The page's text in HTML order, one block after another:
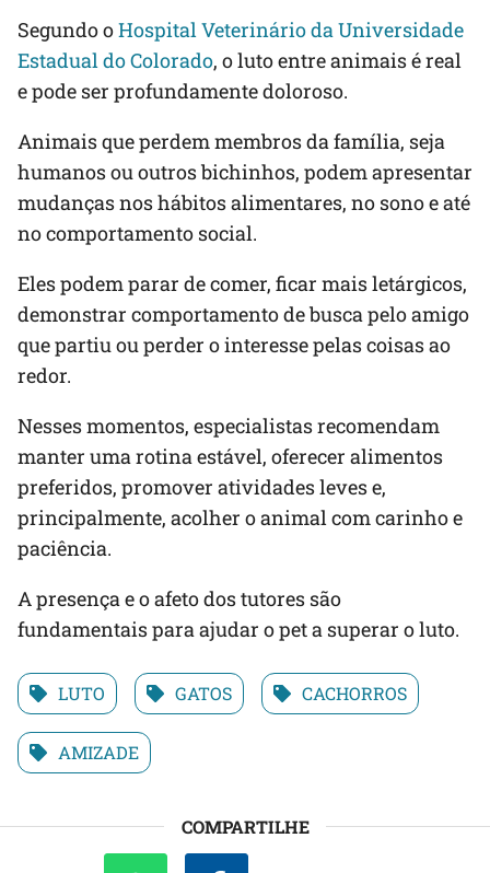
Segundo oHospital Veterinário da Universidade
Estadual do Colorado, o luto entre animais é real
e pode ser profundamente doloroso.
Animais que perdem membros da família, seja
humanos ou outros bichinhos, podem apresentar
mudanças nos hábitos alimentares, no sono e até
no comportamento social.
Eles podem parar de comer, ficar mais letárgicos,
demonstrar comportamento de busca pelo amigo
que partiu ou perder o interesse pelas coisas ao
redor.
Nesses momentos, especialistas recomendam
manter uma rotina estável, oferecer alimentos
preferidos, promover atividades leves e,
principalmente, acolher o animal com carinho e
paciência.
A presença e o afeto dos tutores são
fundamentais para ajudar o pet a superar o luto.
LUTO GATOS CACHORROS
AMIZADE
COMPARTILHE